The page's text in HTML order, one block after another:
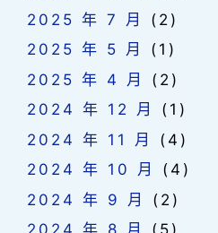
2025 年 7 月
(2)
2025 年 5 月
(1)
2025 年 4 月
(2)
2024 年 12 月
(1)
2024 年 11 月
(4)
2024 年 10 月
(4)
2024 年 9 月
(2)